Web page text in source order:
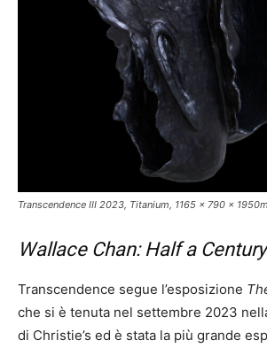
Transcendence III 2023, Titanium, 1165 x 790 x
Wallace Chan: Half a Century
Transcendence segue l’esposizione
che si è tenuta nel settembre 2023
di Christie’s ed è stata la più grande